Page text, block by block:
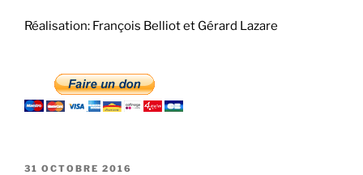
Réalisation: François Belliot et Gérard Lazare
PUBLIÉ
31 OCTOBRE 2016